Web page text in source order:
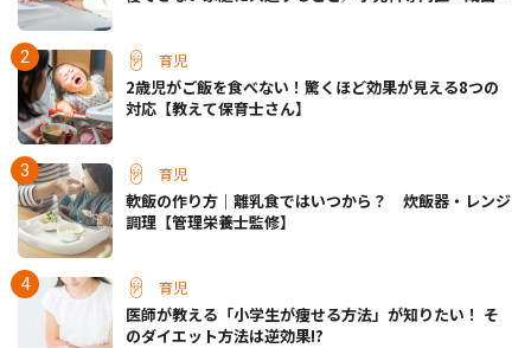
育児
2歳児がご飯を食べない！驚くほど効果が見える8つの
対応【教えて保育士さん】
育児
軟飯の作り方｜離乳食ではいつから？ 炊飯器・レンジ
調理【管理栄養士監修】
育児
医師が教える「小学生が痩せる方法」が知りたい！ そ
のダイエット方法は逆効果!?